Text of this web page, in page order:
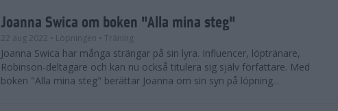
Joanna Swica om boken "Alla mina steg"
22 aug 2022 • Löpningen • Träning
Joanna Swica har många strängar på sin lyra. Influencer, löptränare,
Robinson-deltagare och kan nu också titulera sig själv författare. Med
boken "Alla mina steg" berättar Joanna om sin syn på löpning...